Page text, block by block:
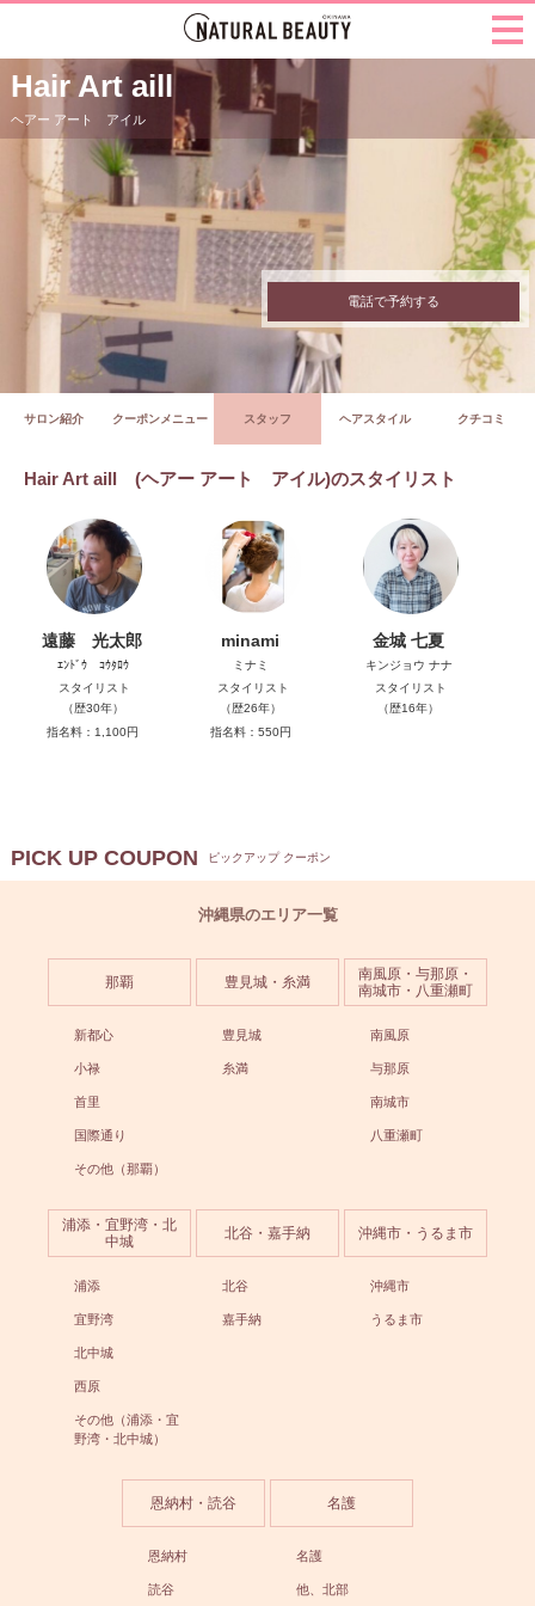
Hair Art aill
ヘアー アート アイル
電話で予約する
サロン紹介 クーポンメニュー スタッフ ヘアスタイル クチコミ
Hair Art aill (ヘアー アート アイル)のスタイリスト
遠藤 光太郎
ｴﾝﾄﾞｳ ｺｳﾀﾛｳ
スタイリスト
（歴30年）
指名料：1,100円
minami
ミナミ
スタイリスト
（歴26年）
指名料：550円
金城 七夏
キンジョウ ナナ
スタイリスト
（歴16年）
PICK UP COUPON ピックアップ クーポン
沖縄県のエリア一覧
那覇
新都心
小禄
首里
国際通り
その他（那覇）
豊見城・糸満
豊見城
糸満
南風原・与那原・
南城市・八重瀬町
南風原
与那原
南城市
八重瀬町
浦添・宜野湾・北
中城
浦添
宜野湾
北中城
西原
その他（浦添・宜
野湾・北中城）
北谷・嘉手納
北谷
嘉手納
沖縄市・うるま市
沖縄市
うるま市
恩納村・読谷
恩納村
読谷
名護
名護
他、北部